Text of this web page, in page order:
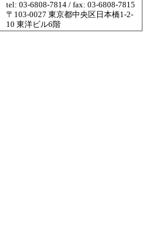
tel: 03-6808-7814 / fax: 03-6808-7815
〒103-0027 東京都中央区日本橋1-2-
10 東洋ビル6階